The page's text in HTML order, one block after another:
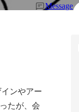
Message
ンやアー
たが、会